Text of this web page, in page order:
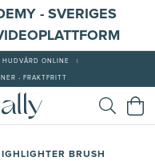
- SVERIGES
HUDVÅRD ONLINE
- FRAKTFRITT
BRUSH